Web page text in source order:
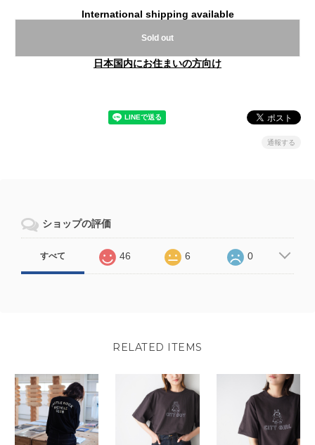
International shipping available
Sold out
日本国内にお住まいの方向け
通報する
ショップの評価
すべて 46 6 0
RELATED ITEMS